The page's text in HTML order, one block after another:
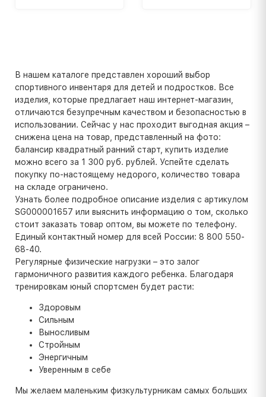
В нашем каталоге представлен хороший выбор
спортивного инвентаря для детей и подростков. Все
изделия, которые предлагает наш интернет-магазин,
отличаются безупречным качеством и безопасностью в
использовании. Сейчас у нас проходит выгодная акция –
снижена цена на товар, представленный на фото:
балансир квадратный ранний старт, купить изделие
можно всего за 1 300 руб. рублей. Успейте сделать
покупку по-настоящему недорого, количество товара
на складе ограничено.
Узнать более подробное описание изделия с артикулом
SG000001657 или выяснить информацию о том, сколько
стоит заказать товар оптом, вы можете по телефону.
Единый контактный номер для всей России: 8 800 550-
68-40.
Регулярные физические нагрузки – это залог
гармоничного развития каждого ребенка. Благодаря
тренировкам юный спортсмен будет расти:
Здоровым
Сильным
Выносливым
Стройным
Энергичным
Уверенным в себе
Мы желаем маленьким физкультурникам самых больших